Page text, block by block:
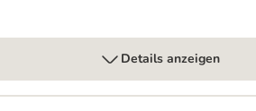
Details anzeigen